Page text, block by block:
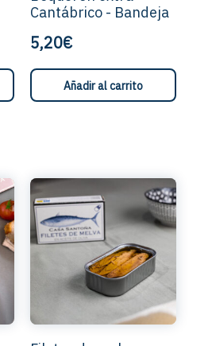
Cantábrico - Bandeja
5,20€
Añadir al carrito